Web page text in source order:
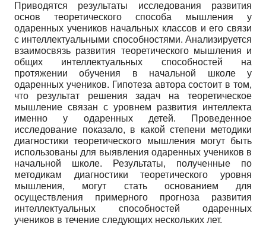
Приводятся результаты исследования развития
основ теоретического способа мышления у
одаренных учеников начальных классов и его связи
с интеллектуальными способностями. Анализируется
взаимосвязь развития теоретического мышления и
общих интеллектуальных способностей на
протяжении обучения в начальной школе у
одаренных учеников. Гипотеза автора состоит в том,
что результат решения задач на теоретическое
мышление связан с уровнем развития интеллекта
именно у одаренных детей. Проведенное
исследование показало, в какой степени методики
диагностики теоретического мышления могут быть
использованы для выявления одаренных учеников в
начальной школе. Результаты, полученные по
методикам диагностики теоретического уровня
мышления, могут стать основанием для
осуществления примерного прогноза развития
интеллектуальных способностей одаренных
учеников в течение следующих нескольких лет.